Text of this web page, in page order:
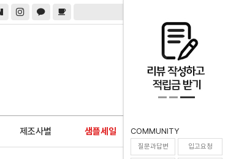
제조사별 샘플세일 0
COMMUNITY
질문과답변 입고요청